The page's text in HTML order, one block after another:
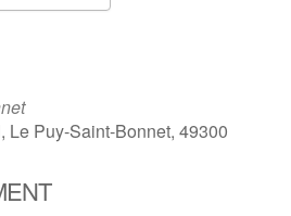
Le Puy-Saint-Bonnet, 49300